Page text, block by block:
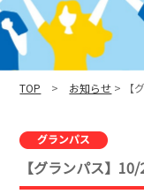
TOP > お知らせ > 【
【グランパス】